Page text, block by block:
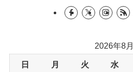
2026年8月
日 月 火 水